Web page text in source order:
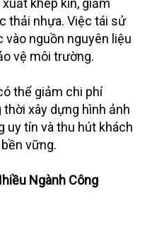
khép kín, giảm
thải nhựa. Việc tái sử
vào nguồn nguyên liệu
vệ môi trường.
thể giảm chi phí
xây dựng hình ảnh
uy tín và thu hút khách
vững.
Ngành Công